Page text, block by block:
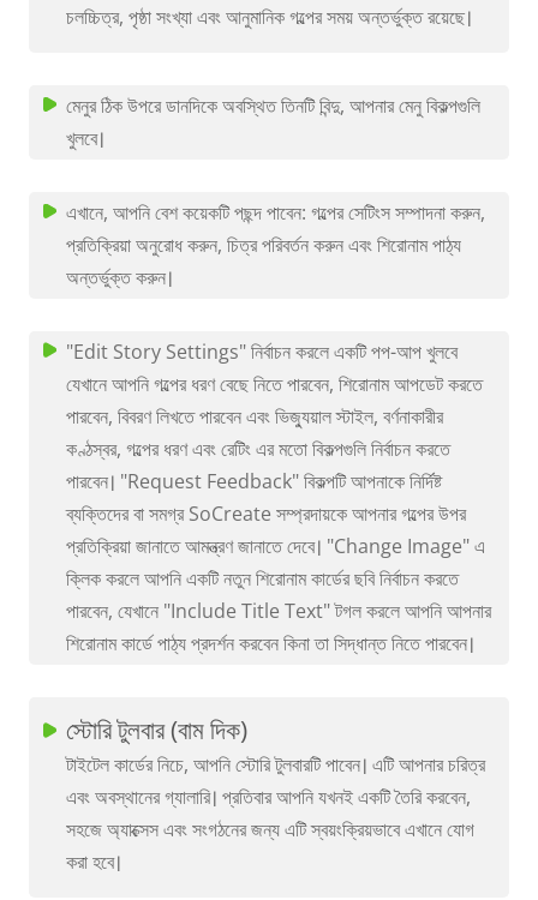
চলচ্চিত্র, পৃষ্ঠা সংখ্যা এবং আনুমানিক গল্পের সময় অন্তর্ভুক্ত রয়েছে।
মেনুর ঠিক উপরে ডানদিকে অবস্থিত তিনটি বিন্দু, আপনার মেনু বিকল্পগুলি
খুলবে।
এখানে, আপনি বেশ কয়েকটি পছন্দ পাবেন: গল্পের সেটিংস সম্পাদনা করুন,
প্রতিক্রিয়া অনুরোধ করুন, চিত্র পরিবর্তন করুন এবং শিরোনাম পাঠ্য
অন্তর্ভুক্ত করুন।
"Edit Story Settings" নির্বাচন করলে একটি পপ-আপ খুলবে
যেখানে আপনি গল্পের ধরণ বেছে নিতে পারবেন, শিরোনাম আপডেট করতে
পারবেন, বিবরণ লিখতে পারবেন এবং ভিজ্যুয়াল স্টাইল, বর্ণনাকারীর
কণ্ঠস্বর, গল্পের ধরণ এবং রেটিং এর মতো বিকল্পগুলি নির্বাচন করতে
পারবেন। "Request Feedback" বিকল্পটি আপনাকে নির্দিষ্ট
ব্যক্তিদের বা সমগ্র SoCreate সম্প্রদায়কে আপনার গল্পের উপর
প্রতিক্রিয়া জানাতে আমন্ত্রণ জানাতে দেবে। "Change Image" এ
ক্লিক করলে আপনি একটি নতুন শিরোনাম কার্ডের ছবি নির্বাচন করতে
পারবেন, যেখানে "Include Title Text" টগল করলে আপনি আপনার
শিরোনাম কার্ডে পাঠ্য প্রদর্শন করবেন কিনা তা সিদ্ধান্ত নিতে পারবেন।
স্টোরি টুলবার (বাম দিক)
টাইটেল কার্ডের নিচে, আপনি স্টোরি টুলবারটি পাবেন। এটি আপনার চরিত্র
এবং অবস্থানের গ্যালারি। প্রতিবার আপনি যখনই একটি তৈরি করবেন,
সহজে অ্যাক্সেস এবং সংগঠনের জন্য এটি স্বয়ংক্রিয়ভাবে এখানে যোগ
করা হবে।